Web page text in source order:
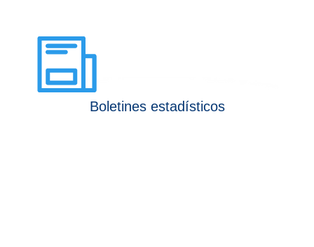
Boletines estadísticos